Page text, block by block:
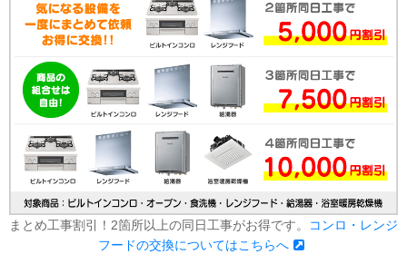
まとめ工事割引！2箇所以上の同日工事がお得です。
コンロ・レンジ
フードの交換についてはこちらへ